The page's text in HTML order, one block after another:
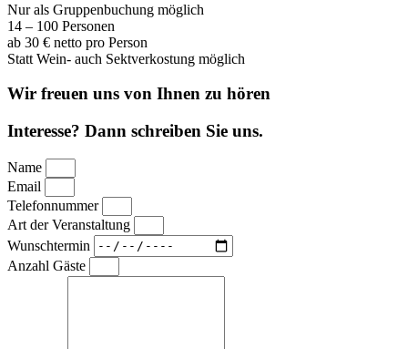
Nur als Gruppenbuchung möglich
14 – 100 Personen
ab 30 € netto pro Person
Statt Wein- auch Sektverkostung möglich
Wir freuen uns von Ihnen zu hören
Interesse? Dann schreiben Sie uns.
Name
Email
Telefonnummer
Art der Veranstaltung
Wunschtermin
Anzahl Gäste